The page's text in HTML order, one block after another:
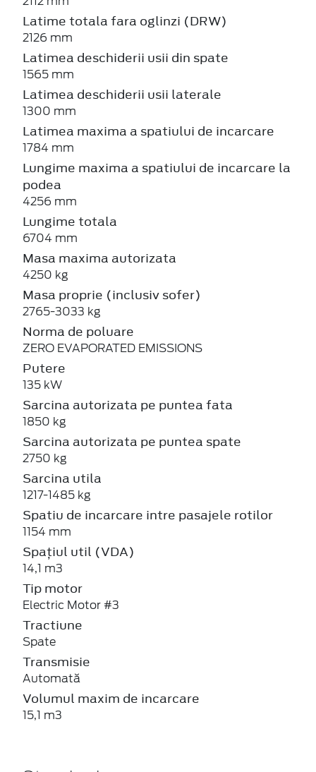
Latime totala fara oglinzi (DRW)
2126 mm
Latimea deschiderii usii din spate
1565 mm
Latimea deschiderii usii laterale
1300 mm
Latimea maxima a spatiului de incarcare
1784 mm
Lungime maxima a spatiului de incarcare la
podea
4256 mm
Lungime totala
6704 mm
Masa maxima autorizata
4250 kg
Masa proprie (inclusiv sofer)
2765-3033 kg
Norma de poluare
ZERO EVAPORATED EMISSIONS
Putere
135 kW
Sarcina autorizata pe puntea fata
1850 kg
Sarcina autorizata pe puntea spate
2750 kg
Sarcina utila
1217-1485 kg
Spatiu de incarcare intre pasajele rotilor
1154 mm
Spațiul util (VDA)
14,1 m3
Tip motor
Electric Motor #3
Tractiune
Spate
Transmisie
Automată
Volumul maxim de incarcare
15,1 m3